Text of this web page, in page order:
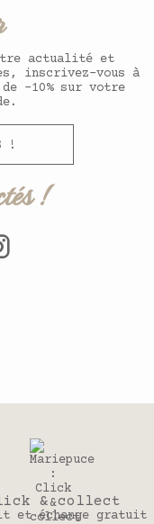
actualité et
inscrivez-vous à
-10% sur votre
!
!
30
Pour